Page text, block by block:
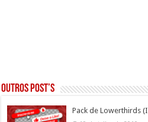
Outros post’s
Pack de Lowerthirds